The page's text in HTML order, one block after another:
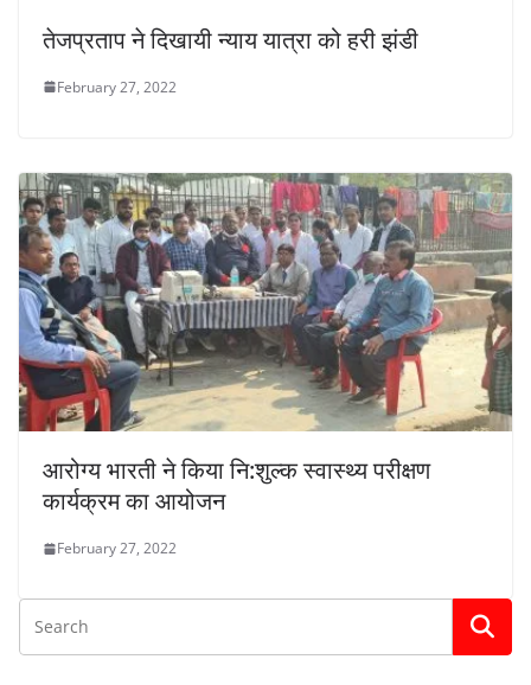
तेजप्रताप ने दिखायी न्याय यात्रा को हरी झंडी
February 27, 2022
आरोग्य भारती ने किया नि:शुल्क स्वास्थ्य परीक्षण
कार्यक्रम का आयोजन
February 27, 2022